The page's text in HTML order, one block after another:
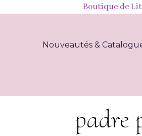
Boutique de
Nouveautés &
padre